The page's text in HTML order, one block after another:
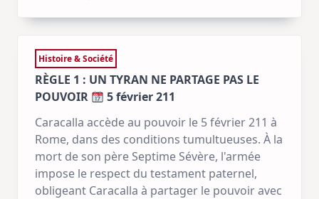
Histoire & Société
RÈGLE 1 : UN TYRAN NE PARTAGE PAS LE
POUVOIR
5 février 211
Caracalla accède au pouvoir le 5 février 211 à
Rome, dans des conditions tumultueuses. À la
mort de son père Septime Sévère, l'armée
impose le respect du testament paternel,
obligeant Caracalla à partager le pouvoir avec